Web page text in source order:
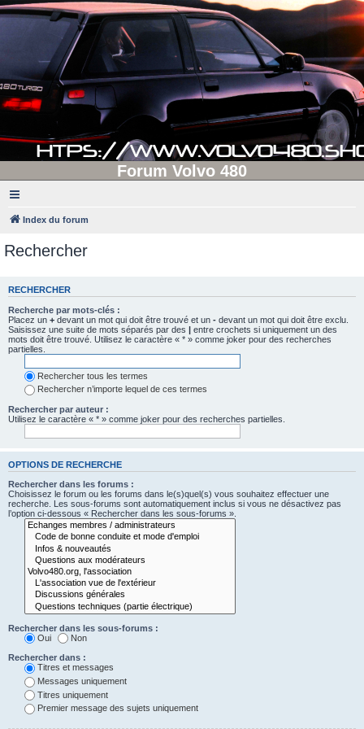
Forum Volvo 480
Index du forum
Rechercher
RECHERCHER
Recherche par mots-clés :
Placez un + devant un mot qui doit être trouvé et un - devant un mot qui doit être exclu.
Saisissez une suite de mots séparés par des | entre crochets si uniquement un des
mots doit être trouvé. Utilisez le caractère « * » comme joker pour des recherches
partielles.
Rechercher tous les termes
Rechercher n’importe lequel de ces termes
Rechercher par auteur :
Utilisez le caractère « * » comme joker pour des recherches partielles.
OPTIONS DE RECHERCHE
Rechercher dans les forums :
Choisissez le forum ou les forums dans le(s)quel(s) vous souhaitez effectuer une
recherche. Les sous-forums sont automatiquement inclus si vous ne désactivez pas
l’option ci-dessous « Rechercher dans les sous-forums ».
Rechercher dans les sous-forums :
Oui
Non
Rechercher dans :
Titres et messages
Messages uniquement
Titres uniquement
Premier message des sujets uniquement